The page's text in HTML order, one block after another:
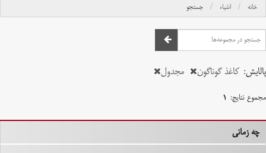
خانه اشیاء جستجو
پالایش: کاغذ گوناگون مجدول
مجموع نتایج: ۱
چه زمانی